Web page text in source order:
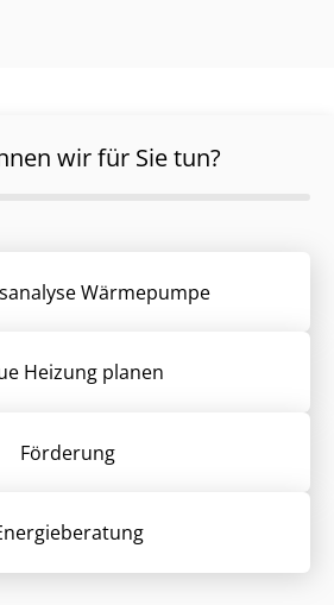
wir für Sie tun?
Wärmepumpe
Heizung planen
Förderung